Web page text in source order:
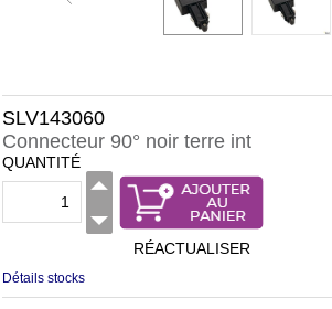
SLV143060
Connecteur 90° noir terre int
QUANTITÉ
RÉACTUALISER
Détails stocks